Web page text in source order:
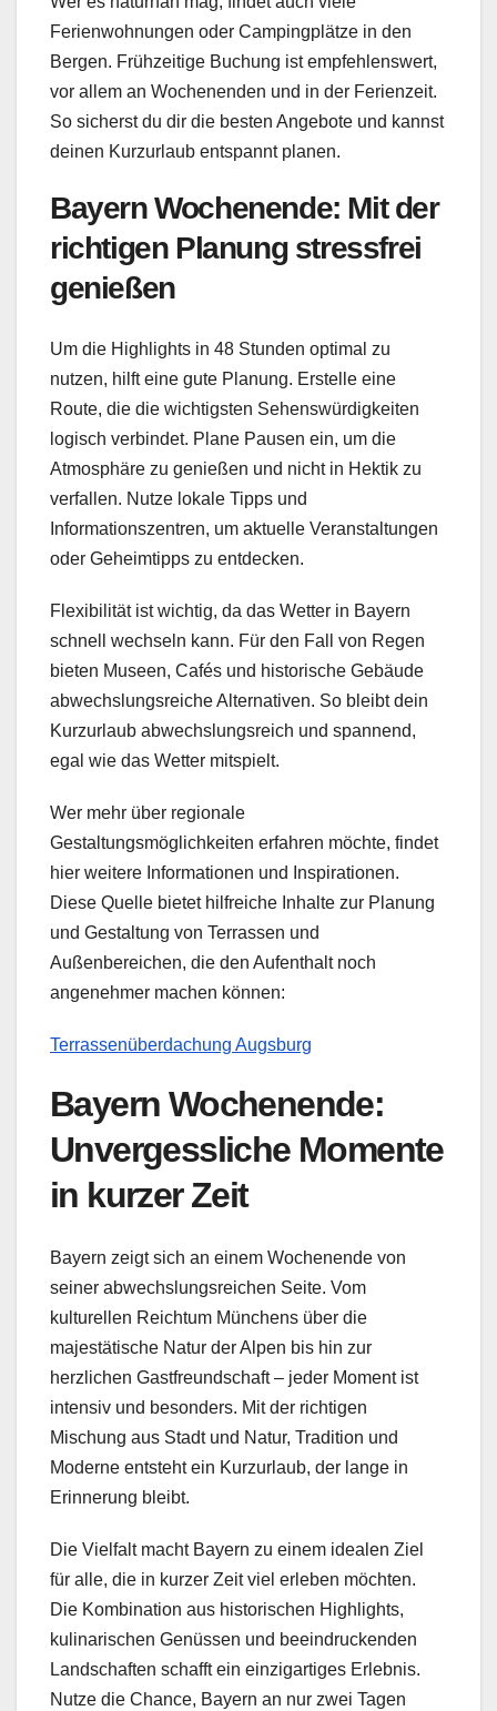
Ferienwohnungen oder Campingplätze in den
Bergen. Frühzeitige Buchung ist empfehlenswert,
vor allem an Wochenenden und in der Ferienzeit.
So sicherst du dir die besten Angebote und kannst
deinen Kurzurlaub entspannt planen.
Bayern Wochenende: Mit der
richtigen Planung stressfrei
genießen
Um die Highlights in 48 Stunden optimal zu
nutzen, hilft eine gute Planung. Erstelle eine
Route, die die wichtigsten Sehenswürdigkeiten
logisch verbindet. Plane Pausen ein, um die
Atmosphäre zu genießen und nicht in Hektik zu
verfallen. Nutze lokale Tipps und
Informationszentren, um aktuelle Veranstaltungen
oder Geheimtipps zu entdecken.
Flexibilität ist wichtig, da das Wetter in Bayern
schnell wechseln kann. Für den Fall von Regen
bieten Museen, Cafés und historische Gebäude
abwechslungsreiche Alternativen. So bleibt dein
Kurzurlaub abwechslungsreich und spannend,
egal wie das Wetter mitspielt.
Wer mehr über regionale
Gestaltungsmöglichkeiten erfahren möchte, findet
hier weitere Informationen und Inspirationen.
Diese Quelle bietet hilfreiche Inhalte zur Planung
und Gestaltung von Terrassen und
Außenbereichen, die den Aufenthalt noch
angenehmer machen können:
Terrassenüberdachung Augsburg
Bayern Wochenende:
Unvergessliche Momente
in kurzer Zeit
Bayern zeigt sich an einem Wochenende von
seiner abwechslungsreichen Seite. Vom
kulturellen Reichtum Münchens über die
majestätische Natur der Alpen bis hin zur
herzlichen Gastfreundschaft – jeder Moment ist
intensiv und besonders. Mit der richtigen
Mischung aus Stadt und Natur, Tradition und
Moderne entsteht ein Kurzurlaub, der lange in
Erinnerung bleibt.
Die Vielfalt macht Bayern zu einem idealen Ziel
für alle, die in kurzer Zeit viel erleben möchten.
Die Kombination aus historischen Highlights,
kulinarischen Genüssen und beeindruckenden
Landschaften schafft ein einzigartiges Erlebnis.
Nutze die Chance, Bayern an nur zwei Tagen